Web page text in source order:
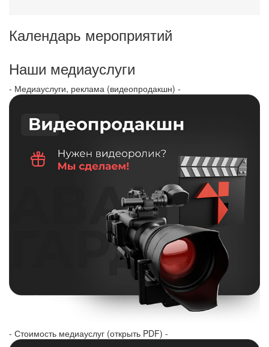
Календарь мероприятий
Наши медиауслуги
- Медиауслуги, реклама (видеопродакшн) -
- Стоимость медиауслуг (открыть PDF) -